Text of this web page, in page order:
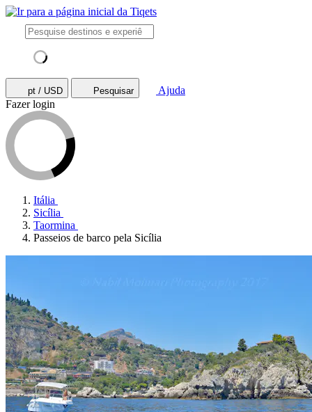
pt / USD Pesquisar
Ajuda
Fazer login
Itália
Sicília
Taormina
Passeios de barco pela Sicília